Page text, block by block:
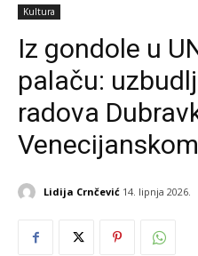
Kultura
Iz gondole u
palaču:
radova
Lidija Crnčević 14. lipnja 2026.